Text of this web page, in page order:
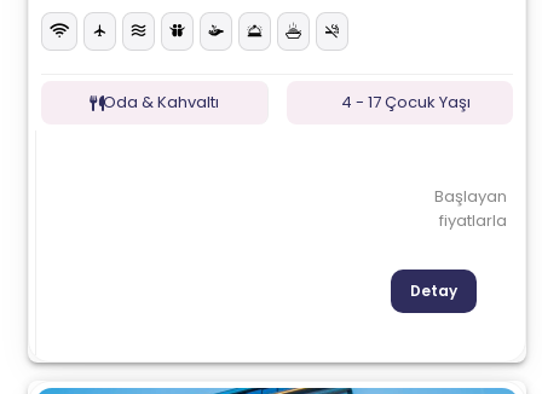
Oda & Kahvaltı 4 - 17 Çocuk Yaşı
Başlayan
fiyatlarla
Detay